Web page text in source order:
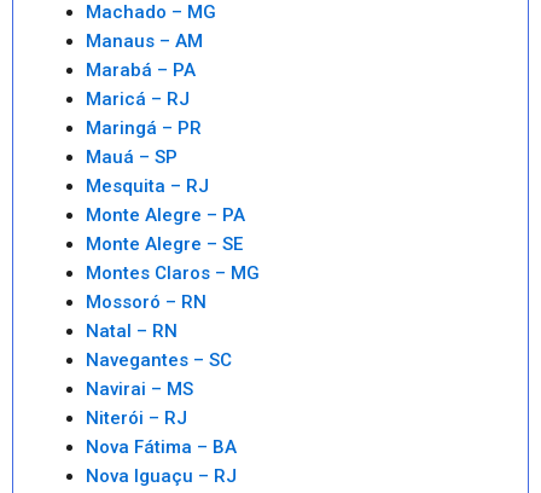
Machado – MG
Manaus – AM
Marabá – PA
Maricá – RJ
Maringá – PR
Mauá – SP
Mesquita – RJ
Monte Alegre – PA
Monte Alegre – SE
Montes Claros – MG
Mossoró – RN
Natal – RN
Navegantes – SC
Navirai – MS
Niterói – RJ
Nova Fátima – BA
Nova Iguaçu – RJ